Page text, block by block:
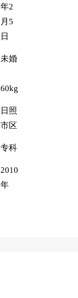
年2
月5
日
未婚
60kg
日照
市区
专科
2010
年